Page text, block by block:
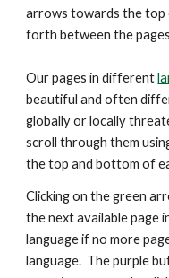
arrowstowards the top
forth between the
Our pages in different
beautiful and often
globally or locally
scroll through them
the top and bottom of
Clicking on the green
the next available page
language if no more
language. The purple